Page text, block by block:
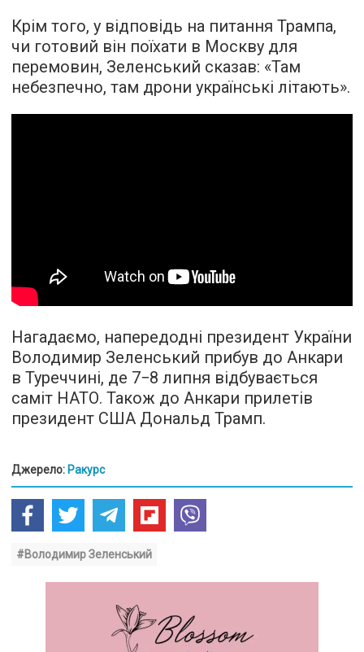
Крім того, у відповідь на питання Трампа,
чи готовий він поїхати в Москву для
перемовин, Зеленський сказав: «Там
небезпечно, там дрони українські літають».
Нагадаємо, напередодні президент України
Володимир Зеленський прибув до Анкари
в Туреччині, де 7−8 липня відбувається
саміт НАТО. Також до Анкари прилетів
президент США Дональд Трамп.
Джерело: Ракурс
#Володимир Зеленський